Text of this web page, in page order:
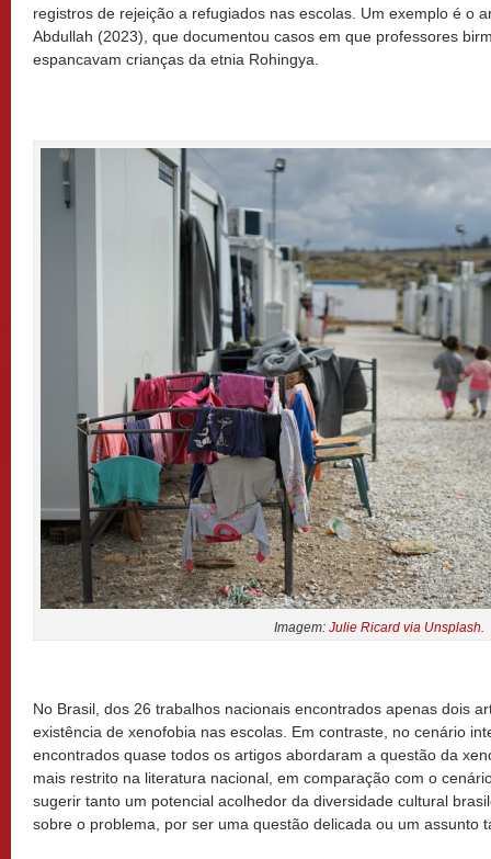
registros de rejeição a refugiados nas escolas. Um exemplo é o
Abdullah (2023), que documentou casos em que professores
espancavam crianças da etnia Rohingya.
Imagem: Julie Ricard via Unsplash.
No Brasil, dos 26 trabalhos nacionais encontrados apenas dois
existência de xenofobia nas escolas. Em contraste, no cenário
encontrados quase todos os artigos abordaram a questão da
mais restrito na literatura nacional, em comparação com o
sugerir tanto um potencial acolhedor da diversidade cultural
sobre o problema, por ser uma questão delicada ou um assunto